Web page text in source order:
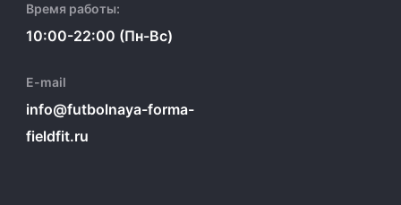
Время работы:
10:00-22:00 (Пн-Вс)
E-mail
info@futbolnaya-forma-
fieldfit.ru